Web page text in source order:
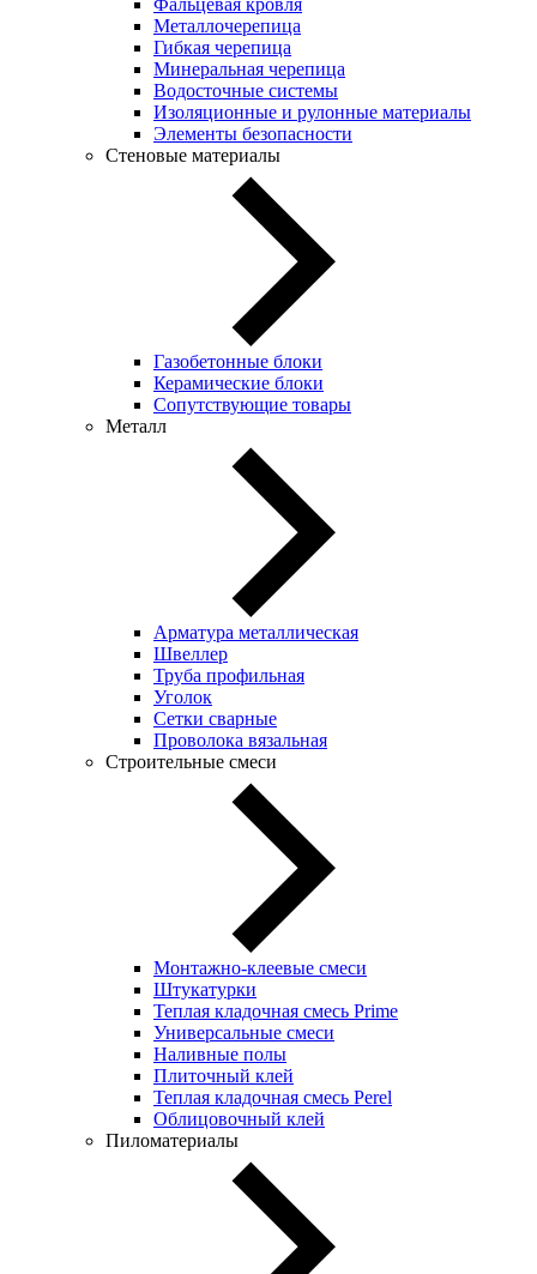
Металлочерепица
Гибкая черепица
Минеральная черепица
Водосточные системы
Изоляционные и рулонные материалы
Элементы безопасности
Стеновые материалы
Газобетонные блоки
Керамические блоки
Сопутствующие товары
Металл
Арматура металлическая
Швеллер
Труба профильная
Уголок
Сетки сварные
Проволока вязальная
Строительные смеси
Монтажно-клеевые смеси
Штукатурки
Теплая кладочная смесь Prime
Универсальные смеси
Наливные полы
Плиточный клей
Теплая кладочная смесь Perel
Облицовочный клей
Пиломатериалы